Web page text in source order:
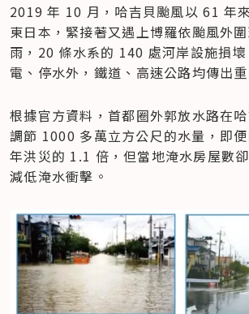
2019 年 10 月，哈吉貝颱風以 61 年
東日本，緊接著又遇上博羅依颱風外
雨，20 條水系的 140 處河岸設施損
電、停水外，鐵道、高速公路均傳出重
根據官方資料，首都圈外郭放水路在
調節 1000 多萬立方公尺的水量，即
年洪災的 1.1 倍，但當地淹水房屋數
減低淹水衝擊。